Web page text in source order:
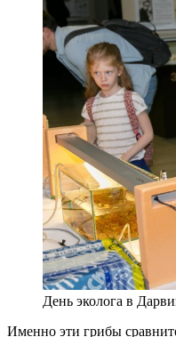
День эколога в
Именно эти грибы